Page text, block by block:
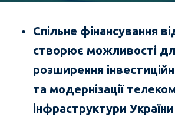
Спільне фінансування
створює можливості
розширення
та модернізації
інфраструктури України